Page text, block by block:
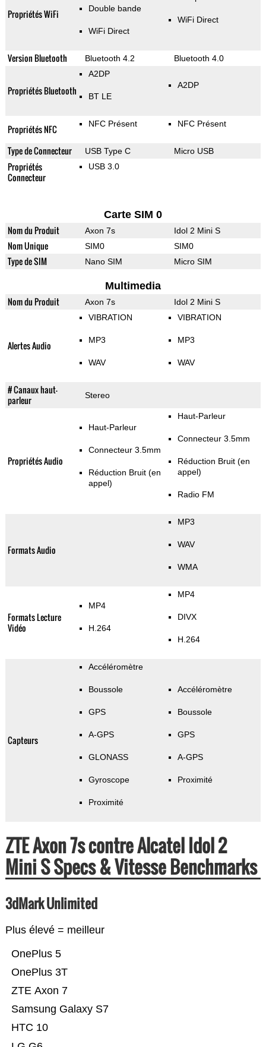
Propriétés WiFi Double bande
WiFi Direct
WiFi Direct
Version Bluetooth Bluetooth 4.2 Bluetooth 4.0
Propriétés Bluetooth
A2DP
BT LE
A2DP
Propriétés NFC NFC Présent NFC Présent
Type de Connecteur USB Type C Micro USB
Propriétés
Connecteur
USB 3.0
Carte SIM 0
Nom du Produit Axon 7s Idol 2 Mini S
Nom Unique SIM0 SIM0
Type de SIM Nano SIM Micro SIM
Multimedia
Nom du Produit Axon 7s Idol 2 Mini S
Alertes Audio
VIBRATION
MP3
WAV
VIBRATION
MP3
WAV
# Canaux haut-
parleur
Stereo
Propriétés Audio
Haut-Parleur
Connecteur 3.5mm
Réduction Bruit (en
appel)
Haut-Parleur
Connecteur 3.5mm
Réduction Bruit (en
appel)
Radio FM
Formats Audio
MP3
WAV
WMA
Formats Lecture
Vidéo
MP4
H.264
MP4
DIVX
H.264
Capteurs
Accéléromètre
Boussole
GPS
A-GPS
GLONASS
Gyroscope
Proximité
Accéléromètre
Boussole
GPS
A-GPS
Proximité
ZTE Axon 7s contre Alcatel Idol 2
Mini S Specs & Vitesse Benchmarks
3dMark Unlimited
Plus élevé = meilleur
HTC 10
Samsung Galaxy S7
ZTE Axon 7
OnePlus 3T
OnePlus 5